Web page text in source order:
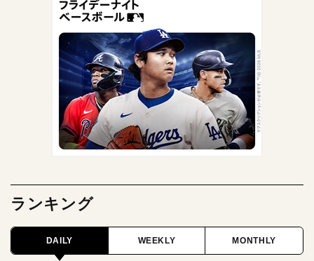
ランキング
DAILY WEEKLY MONTHLY